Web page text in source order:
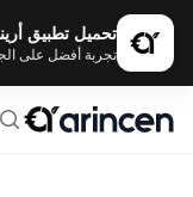
تحميل تطبيق
تجربة أفضل على